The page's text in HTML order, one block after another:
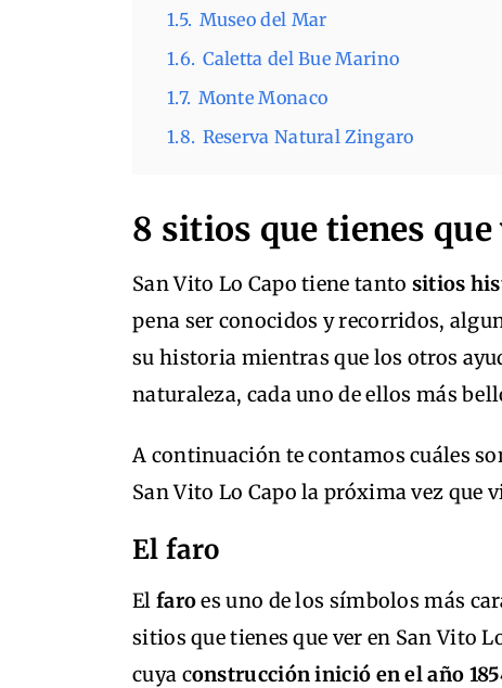
1.5. Museo del Mar
1.6. Caletta del Bue Marino
1.7. Monte Monaco
1.8. Reserva Natural Zingaro
8 sitios que tienes que
San Vito Lo Capo tiene tanto sitios
pena ser conocidos y recorridos,
su historia mientras que los otros
naturaleza, cada uno de ellos más
A continuación te contamos cuáles
San Vito Lo Capo la próxima vez que
El faro
El faroes uno de los símbolos más
sitios que tienes que ver en San Vito
cuya construcción inició en el año